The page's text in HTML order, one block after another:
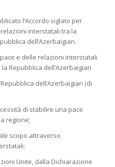
l’Accordo siglato per
interstatali tra la
dell’Azerbaigian.
e delle relazioni interstatali
Repubblica dell’Azerbaigian
dell’Azerbaigian (di
di stabilire una pace
regione;
scopo attraverso
Unite, dalla Dichiarazione